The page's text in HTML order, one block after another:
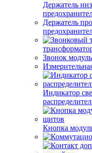
Держатель
Держатель
Звонок
Индикатор
Кнопка